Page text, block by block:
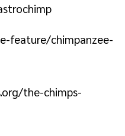
feature/chimpanzee-
the-chimps-